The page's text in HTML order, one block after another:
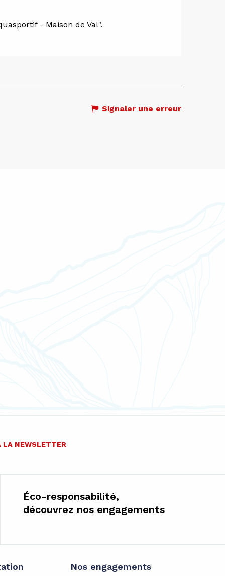
- Maison de Val".
Signaler une erreur
LA NEWSLETTER
Éco-responsabilité,
découvrez nos engagements
Nos engagements